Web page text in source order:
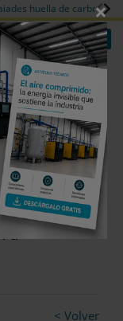
huella de carbono
Login empresas Registro
en la
baño
< Volver
×